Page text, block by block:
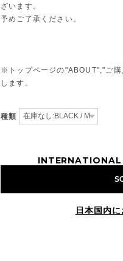
ざいます。
予めご了承ください。
※トップページの"ABOUT","ご購
します。
種類
日本国内